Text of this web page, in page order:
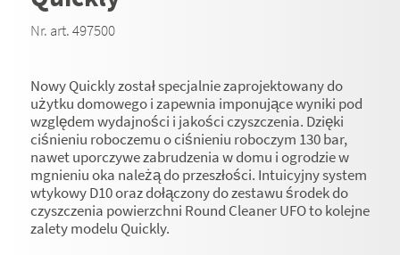
Nr. art. 497500
Nowy Quickly został specjalnie zaprojektowany do
użytku domowego i zapewnia imponujące wyniki pod
względem wydajności i jakości czyszczenia. Dzięki
ciśnieniu roboczemu o ciśnieniu roboczym 130 bar,
nawet uporczywe zabrudzenia w domu i ogrodzie w
mgnieniu oka należą do przeszłości. Intuicyjny system
wtykowy D10 oraz dołączony do zestawu środek do
czyszczenia powierzchni Round Cleaner UFO to kolejne
zalety modelu Quickly.